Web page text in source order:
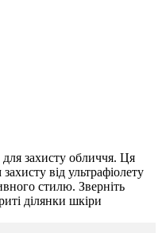
для захисту обличчя. Ця
від ультрафіолету
стилю. Зверніть
ділянки шкіри